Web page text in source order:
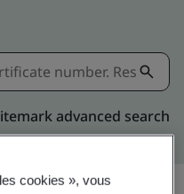
advanced search
cookies », vous